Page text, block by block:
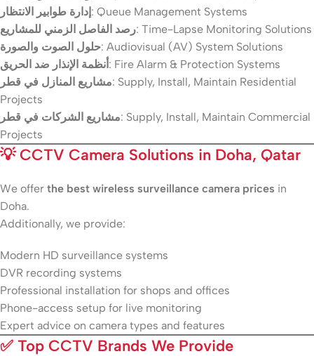
إدارة طوابير الانتظار: Queue Management Systems
رصد الفاصل الزمني للمشاريع: Time-Lapse Monitoring Solutions
حلول الصوت والصورة: Audiovisual (AV) System Solutions
أنظمة الإنذار ضد الحريق: Fire Alarm & Protection Systems
مشاريع المنازل في قطر: Supply, Install, Maintain Residential
Projects
مشاريع الشركات في قطر: Supply, Install, Maintain Commercial
Projects
💡CCTV Camera Solutions in Doha, Qatar
We offer the best wireless surveillance camera prices in
Doha.
Additionally, we provide:
Modern HD surveillance systems
DVR recording systems
Professional installation for shops and offices
Phone-access setup for live monitoring
Expert advice on camera types and features
✅ Top CCTV Brands We Provide